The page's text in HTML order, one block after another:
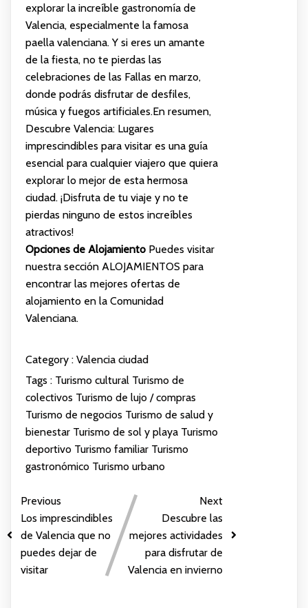
explorar la increíble gastronomía de
Valencia, especialmente la famosa
paella valenciana. Y si eres un amante
de la fiesta, no te pierdas las
celebraciones de las Fallas en marzo,
donde podrás disfrutar de desfiles,
música y fuegos artificiales.En resumen,
Descubre Valencia: Lugares
imprescindibles para visitar es una guía
esencial para cualquier viajero que quiera
explorar lo mejor de esta hermosa
ciudad. ¡Disfruta de tu viaje y no te
pierdas ninguno de estos increíbles
atractivos!
Opciones de AlojamientoPuedes visitar
nuestra sección ALOJAMIENTOS para
encontrar las mejores ofertas de
alojamiento en la Comunidad
Valenciana.
Category : Valencia ciudad
Tags : Turismo cultural Turismo de
colectivos Turismo de lujo / compras
Turismo de negocios Turismo de salud y
bienestar Turismo de sol y playa Turismo
deportivo Turismo familiar Turismo
gastronómico Turismo urbano
Previous
Los imprescindibles
de Valencia que no
puedes dejar de
visitar
Next
Descubre las
mejores actividades
para disfrutar de
Valencia en invierno